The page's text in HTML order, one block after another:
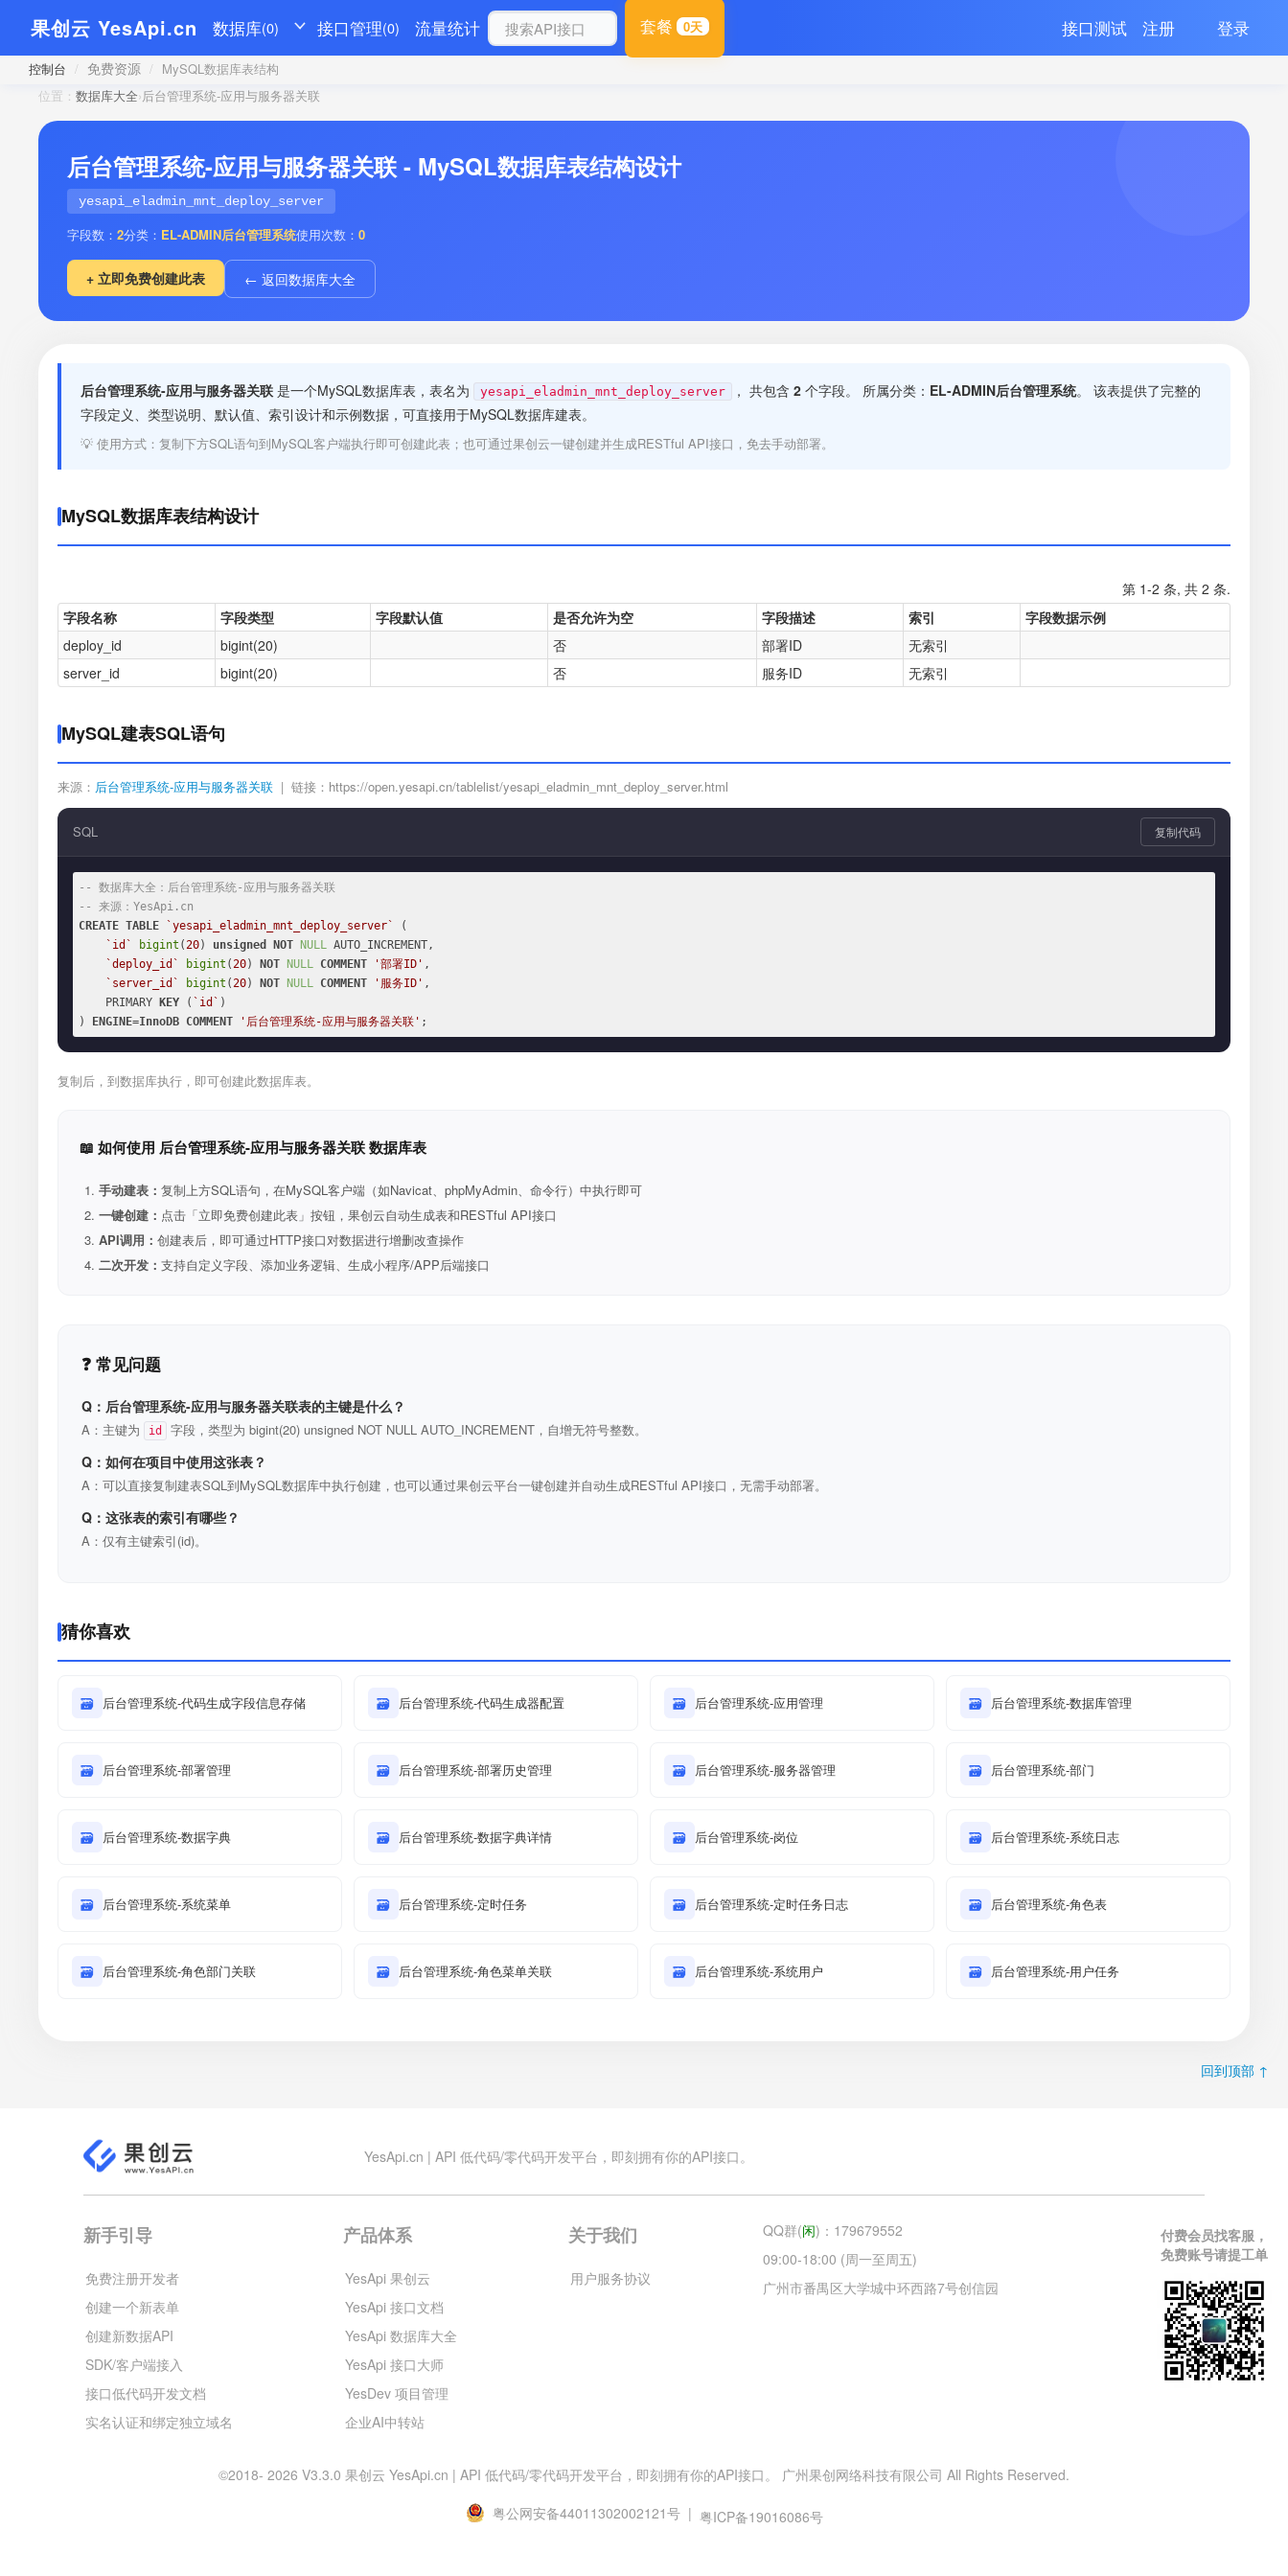
果创云 YesApi.cn 数据库(0) 接口管理(0) 流量统计 套餐 0天 接口测试 注册 登录
控制台 / 免费资源 / MySQL数据库表结构
位置： 数据库大全›后台管理系统-应用与服务器关联
后台管理系统-应用与服务器关联 - MySQL数据库表结构设计
yesapi_eladmin_mnt_deploy_server
字段数： 2分类： EL-ADMIN后台管理系统使用次数： 0
+ 立即免费创建此表 ← 返回数据库大全
后台管理系统-应用与服务器关联 是一个MySQL数据库表，表名为 yesapi_eladmin_mnt_deploy_server ， 共包含 2 个字段。 所属分类： EL-ADMIN后台管理系统。 该表提供了完整的
字段定义、类型说明、默认值、索引设计和示例数据，可直接用于MySQL数据库建表。
💡 使用方式：复制下方SQL语句到MySQL客户端执行即可创建此表；也可通过果创云一键创建并生成RESTful API接口，免去手动部署。
MySQL数据库表结构设计
第 1-2 条, 共 2 条.
字段名称
字段类型 字段默认值 是否允许为空 字段描述 索引
字段数据示例
deploy_id
bigint(20) 否 部署ID
无索引
server_id
bigint(20) 否 服务ID 无索引
MySQL建表SQL语句
来源： 后台管理系统-应用与服务器关联 | 链接：https://open.yesapi.cn/tablelist/yesapi_eladmin_mnt_deploy_server.html
SQL 复制代码
-- 数据库大全：后台管理系统-应用与服务器关联
-- 来源：YesApi.cn
CREATE TABLE `yesapi_eladmin_mnt_deploy_server`
(
`id`
bigint (20) unsigned NOT NULL AUTO_INCREMENT,
`deploy_id`
bigint (20) NOT NULL COMMENT '部署ID' ,
`server_id`
bigint (20) NOT NULL COMMENT '服务ID' ,
    PRIMARY
KEY ( `id` )
)
ENGINE=InnoDB COMMENT '后台管理系统-应用与服务器关联' ;
复制后，到数据库执行，即可创建此数据库表。
📖 如何使用 后台管理系统-应用与服务器关联 数据库表
手动建表： 复制上方SQL语句，在MySQL客户端（如Navicat、phpMyAdmin、命令行）中执行即可
一键创建： 点击「立即免费创建此表」按钮，果创云自动生成表和RESTful API接口
API调用： 创建表后，即可通过HTTP接口对数据进行增删改查操作
二次开发： 支持自定义字段、添加业务逻辑、生成小程序/APP后端接口
❓ 常见问题
Q：后台管理系统-应用与服务器关联表的主键是什么？
A：主键为 id 字段，类型为 bigint(20) unsigned NOT NULL AUTO_INCREMENT，自增无符号整数。
Q：如何在项目中使用这张表？
A：可以直接复制建表SQL到MySQL数据库中执行创建，也可以通过果创云平台一键创建并自动生成RESTful API接口，无需手动部署。
Q：这张表的索引有哪些？
A：仅有主键索引(id)。
猜你喜欢
🗃 后台管理系统-代码生成字段信息存储 🗃 后台管理系统-代码生成器配置 🗃 后台管理系统-应用管理 🗃 后台管理系统-数据库管理
🗃 后台管理系统-部署管理 🗃 后台管理系统-部署历史管理 🗃 后台管理系统-服务器管理 🗃 后台管理系统-部门
🗃 后台管理系统-数据字典 🗃 后台管理系统-数据字典详情 🗃 后台管理系统-岗位 🗃 后台管理系统-系统日志
🗃 后台管理系统-系统菜单 🗃 后台管理系统-定时任务 🗃 后台管理系统-定时任务日志 🗃 后台管理系统-角色表
🗃 后台管理系统-角色部门关联 🗃 后台管理系统-角色菜单关联 🗃 后台管理系统-系统用户 🗃 后台管理系统-用户任务
回到顶部 ↑
YesApi.cn | API 低代码/零代码开发平台，即刻拥有你的API接口。
新手引导
免费注册开发者
创建一个新表单
创建新数据API
SDK/客户端接入
接口低代码开发文档
实名认证和绑定独立域名
产品体系
YesApi 果创云
YesApi 接口文档
YesApi 数据库大全
YesApi 接口大师
YesDev 项目管理
企业AI中转站
关于我们
用户服务协议
QQ群(闲)：179679552
09:00-18:00 (周一至周五)
广州市番禺区大学城中环西路7号创信园
付费会员找客服，
免费账号请提工单
©2018- 2026 V3.3.0 果创云 YesApi.cn | API 低代码/零代码开发平台，即刻拥有你的API接口。 广州果创网络科技有限公司 All Rights Reserved.
粤公网安备44011302002121号 | 粤ICP备19016086号